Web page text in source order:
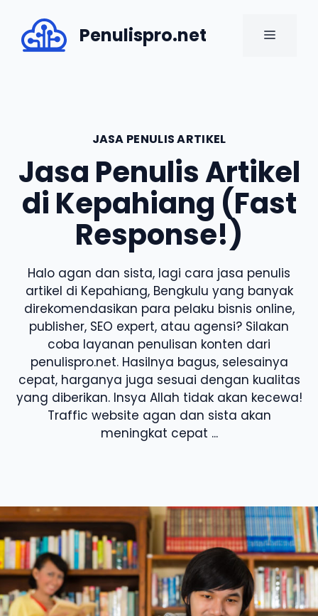
content
Penulispro.net MENU
JASA PENULIS ARTIKEL
Jasa Penulis Artikel
di Kepahiang (Fast
Response!)
Halo agan dan sista, lagi cara jasa penulis
artikel di Kepahiang, Bengkulu yang banyak
direkomendasikan para pelaku bisnis online,
publisher, SEO expert, atau agensi? Silakan
coba layanan penulisan konten dari
penulispro.net. Hasilnya bagus, selesainya
cepat, harganya juga sesuai dengan kualitas
yang diberikan. Insya Allah tidak akan kecewa!
Traffic website agan dan sista akan
meningkat cepat ...